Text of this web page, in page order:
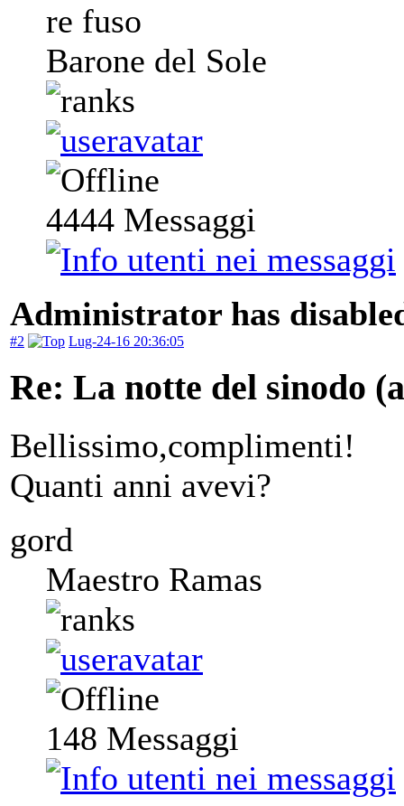
re fuso
Barone del Sole
4444 Messaggi
Administrator has
#2 Lug-24-16 20:36:05
Re: La notte del sinodo
Bellissimo,complimenti!
Quanti anni avevi?
gord
Maestro Ramas
148 Messaggi